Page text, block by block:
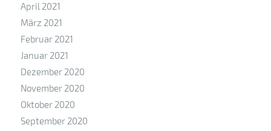
April 2021
März 2021
Februar 2021
Januar 2021
Dezember 2020
November 2020
Oktober 2020
September 2020